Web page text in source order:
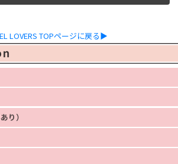
LOVERS TOPページに戻る▶
り）